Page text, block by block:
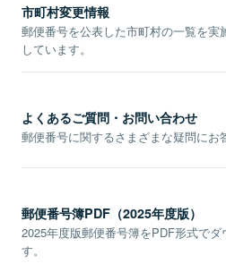
市町村変更情報
郵便番号を公表した市町村の一覧を実
しています。
よくあるご質問・お問い合わせ
郵便番号に関するさまざまな疑問にお
郵便番号簿PDF（2025年度版）
2025年度版郵便番号簿をPDF形式でダ
す。